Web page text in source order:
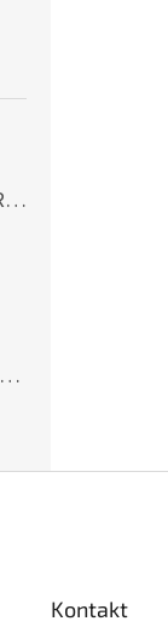
INTEX Krycí bazénová plachta Round 305cm 28030
Vodní pistole s pumpou 37cm 78961
Kontakt